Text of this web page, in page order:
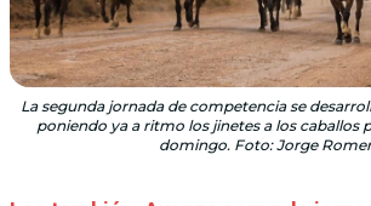
La segunda jornada de competencia se
poniendo ya a ritmo los jinetes a los caballos
domingo. Foto: Jorge